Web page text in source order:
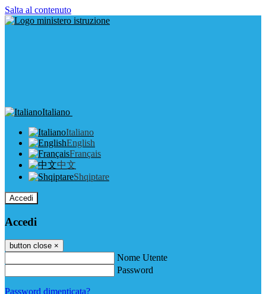
Salta al contenuto
Italiano
Italiano
English
Français
中文
Shqiptare
Accedi
Accedi
button close ×
Nome Utente
Password
Password dimenticata?